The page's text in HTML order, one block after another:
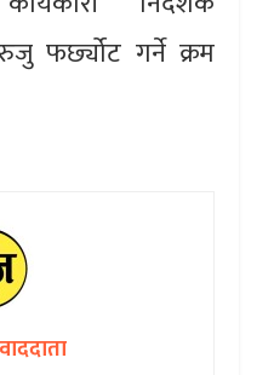
फर्छ्योट गर्ने क्रम